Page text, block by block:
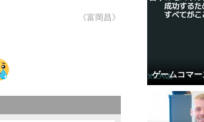
《富岡昌》
ゲームコマ